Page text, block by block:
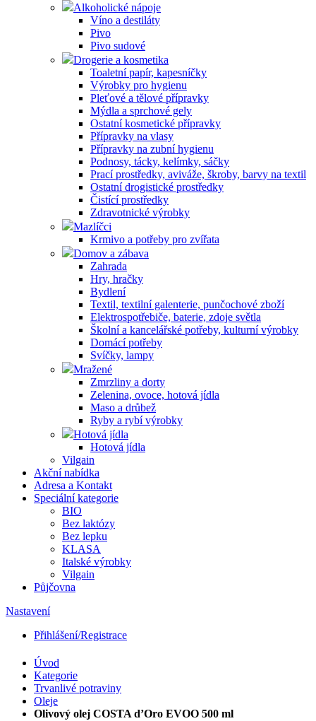
Alkoholické nápoje
Víno a destiláty
Pivo
Pivo sudové
Drogerie a kosmetika
Toaletní papír, kapesníčky
Výrobky pro hygienu
Pleťové a tělové přípravky
Mýdla a sprchové gely
Ostatní kosmetické přípravky
Přípravky na vlasy
Přípravky na zubní hygienu
Podnosy, tácky, kelímky, sáčky
Prací prostředky, aviváže, škroby, barvy na textil
Ostatní drogistické prostředky
Čistící prostředky
Zdravotnické výrobky
Mazlíčci
Krmivo a potřeby pro zvířata
Domov a zábava
Zahrada
Hry, hračky
Bydlení
Textil, textilní galenterie, punčochové zboží
Elektrospotřebiče, baterie, zdoje světla
Školní a kancelářské potřeby, kulturní výrobky
Domácí potřeby
Svíčky, lampy
Mražené
Zmrzliny a dorty
Zelenina, ovoce, hotová jídla
Maso a drůbež
Ryby a rybí výrobky
Hotová jídla
Hotová jídla
Vilgain
Akční nabídka
Adresa a Kontakt
Speciální kategorie
BIO
Bez laktózy
Bez lepku
KLASA
Italské výrobky
Vilgain
Půjčovna
Nastavení
Přihlášení/Registrace
Úvod
Kategorie
Trvanlivé potraviny
Oleje
Olivový olej COSTA d’Oro EVOO 500 ml